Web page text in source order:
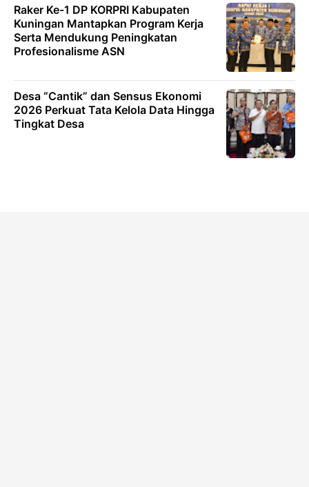
Raker Ke-1 DP KORPRI Kabupaten
Kuningan Mantapkan Program Kerja
Serta Mendukung Peningkatan
Profesionalisme ASN
Desa “Cantik” dan Sensus Ekonomi
2026 Perkuat Tata Kelola Data Hingga
Tingkat Desa